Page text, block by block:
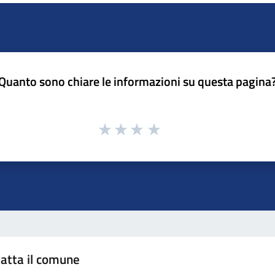
sono chiare le informazioni su questa
il comune